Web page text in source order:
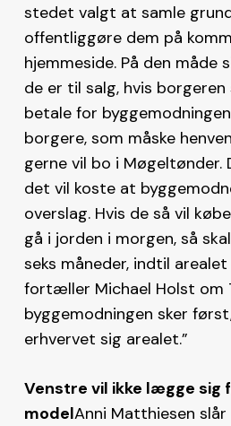
stedet valgt at samle
offentliggøre dem på
hjemmeside. På den måde
de er til salg, hvis
betale for
borgere, som måske
gerne vil bo i Møgeltønder.
det vil koste at
overslag. Hvis de så vil
gå i jorden i morgen, så
seks måneder, indtil
fortæller Michael Holst om
byggemodningen sker
erhvervet sig arealet.”
Venstre vil ikke lægge sig
modelAnni Matthiesen